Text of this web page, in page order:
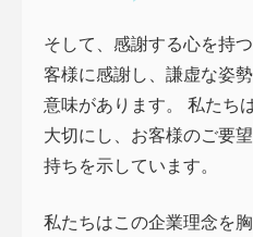
そして、感謝する心を持
客様に感謝し、謙虚な姿
意味があります。 私たち
大切にし、お客様のご要
持ちを示しています。
私たちはこの企業理念を